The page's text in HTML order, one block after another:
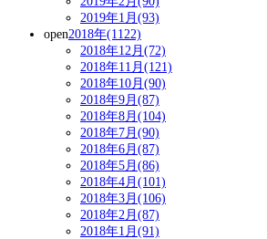
2019年1月(93)
open2018年(1122)
2018年12月(72)
2018年11月(121)
2018年10月(90)
2018年9月(87)
2018年8月(104)
2018年7月(90)
2018年6月(87)
2018年5月(86)
2018年4月(101)
2018年3月(106)
2018年2月(87)
2018年1月(91)